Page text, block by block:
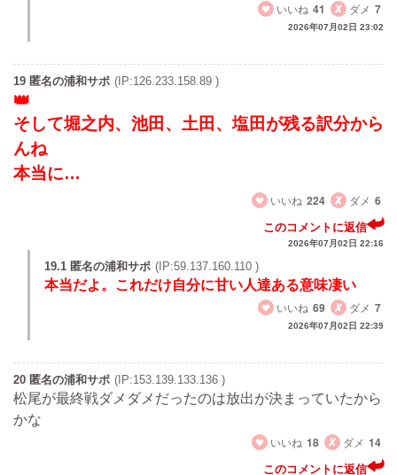
いいね 41 ダメ 7
2026年07月02日 23:02
19 匿名の浦和サポ (IP:126.233.158.89 )
そして堀之内、池田、土田、塩田が残る訳分から
んね
本当に…
いいね 224 ダメ 6
このコメントに返信
2026年07月02日 22:16
19.1 匿名の浦和サポ (IP:59.137.160.110 )
本当だよ。これだけ自分に甘い人達ある意味凄い
いいね 69 ダメ 7
2026年07月02日 22:39
20 匿名の浦和サポ (IP:153.139.133.136 )
松尾が最終戦ダメダメだったのは放出が決まっていたから
かな
いいね 18 ダメ 14
このコメントに返信